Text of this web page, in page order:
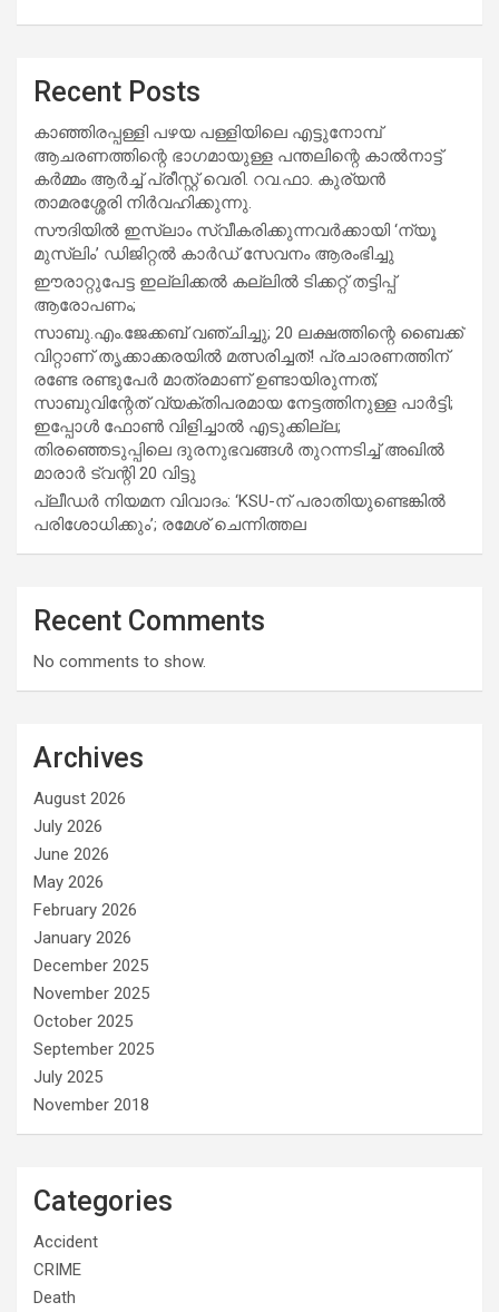
Recent Posts
കാഞ്ഞിരപ്പള്ളി പഴയ പള്ളിയിലെ എട്ടുനോമ്പ്
ആചരണത്തിന്റെ ഭാഗമായുള്ള പന്തലിന്റെ കാൽനാട്ട്
കർമ്മം ആർച്ച് പ്രീസ്റ്റ് വെരി. റവ.ഫാ. കുര്യൻ
താമരശ്ശേരി നിർവഹിക്കുന്നു.
സൗദിയില്‍ ഇസ്‌ലാം സ്വീകരിക്കുന്നവര്‍ക്കായി ‘ന്യൂ
മുസ്ലിം’ ഡിജിറ്റല്‍ കാര്‍ഡ് സേവനം ആരംഭിച്ചു
ഈരാറ്റുപേട്ട ഇല്ലിക്കൽ കല്ലിൽ ടിക്കറ്റ് തട്ടിപ്പ്
ആരോപണം;
സാബു.എം.ജേക്കബ് വഞ്ചിച്ചു; 20 ലക്ഷത്തിന്റെ ബൈക്ക്
വിറ്റാണ് തൃക്കാക്കരയില്‍ മത്സരിച്ചത്! പ്രചാരണത്തിന്
രണ്ടേ രണ്ടുപേര്‍ മാത്രമാണ് ഉണ്ടായിരുന്നത്;
സാബുവിന്റേത് വ്യക്തിപരമായ നേട്ടത്തിനുള്ള പാര്‍ട്ടി;
ഇപ്പോള്‍ ഫോണ്‍ വിളിച്ചാല്‍ എടുക്കില്ല;
തിരഞ്ഞെടുപ്പിലെ ദുരനുഭവങ്ങള്‍ തുറന്നടിച്ച് അഖില്‍
മാരാര്‍ ട്വന്റി 20 വിട്ടു
പ്ലീഡർ നിയമന വിവാദം: ‘KSU-ന് പരാതിയുണ്ടെങ്കിൽ
പരിശോധിക്കും’; രമേശ് ചെന്നിത്തല
Recent Comments
No comments to show.
Archives
August 2026
July 2026
June 2026
May 2026
February 2026
January 2026
December 2025
November 2025
October 2025
September 2025
July 2025
November 2018
Categories
Accident
CRIME
Death